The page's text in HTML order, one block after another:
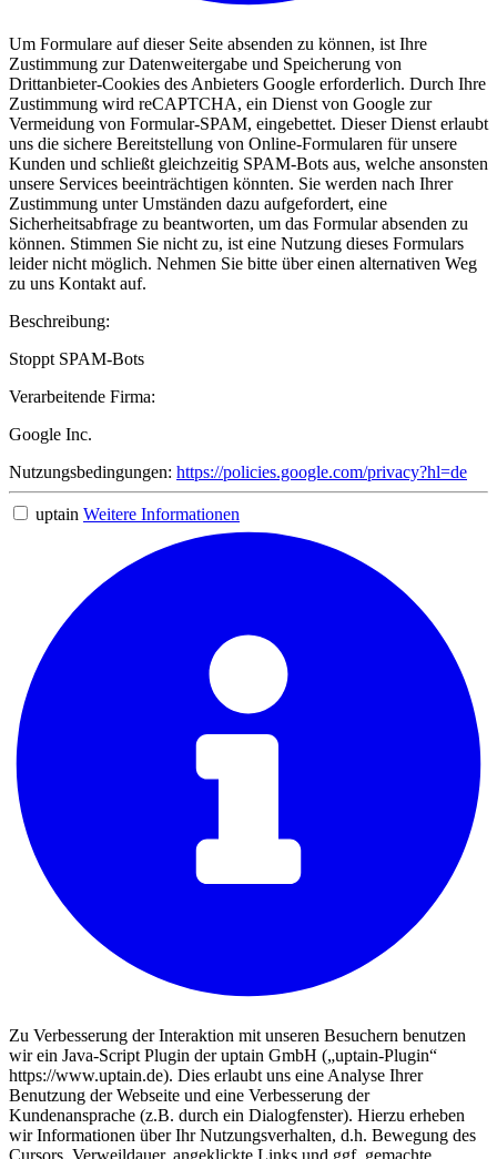
Um Formulare auf dieser Seite absenden zu können, ist Ihre
Zustimmung zur Datenweitergabe und Speicherung von
Drittanbieter-Cookies des Anbieters Google erforderlich. Durch Ihre
Zustimmung wird reCAPTCHA, ein Dienst von Google zur
Vermeidung von Formular-SPAM, eingebettet. Dieser Dienst erlaubt
uns die sichere Bereitstellung von Online-Formularen für unsere
Kunden und schließt gleichzeitig SPAM-Bots aus, welche ansonsten
unsere Services beeinträchtigen könnten. Sie werden nach Ihrer
Zustimmung unter Umständen dazu aufgefordert, eine
Sicherheitsabfrage zu beantworten, um das Formular absenden zu
können. Stimmen Sie nicht zu, ist eine Nutzung dieses Formulars
leider nicht möglich. Nehmen Sie bitte über einen alternativen Weg
zu uns Kontakt auf.
Beschreibung:
Stoppt SPAM-Bots
Verarbeitende Firma:
Google Inc.
Nutzungsbedingungen: https://policies.google.com/privacy?hl=de
uptain Weitere Informationen
Zu Verbesserung der Interaktion mit unseren Besuchern benutzen
wir ein Java-Script Plugin der uptain GmbH („uptain-Plugin“
https://www.uptain.de). Dies erlaubt uns eine Analyse Ihrer
Benutzung der Webseite und eine Verbesserung der
Kundenansprache (z.B. durch ein Dialogfenster). Hierzu erheben
wir Informationen über Ihr Nutzungsverhalten, d.h. Bewegung des
Cursors, Verweildauer, angeklickte Links und ggf. gemachte